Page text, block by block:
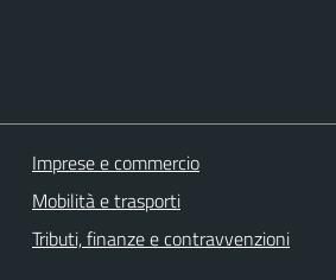
Imprese e commercio
Mobilità e trasporti
Tributi, finanze e contravvenzioni